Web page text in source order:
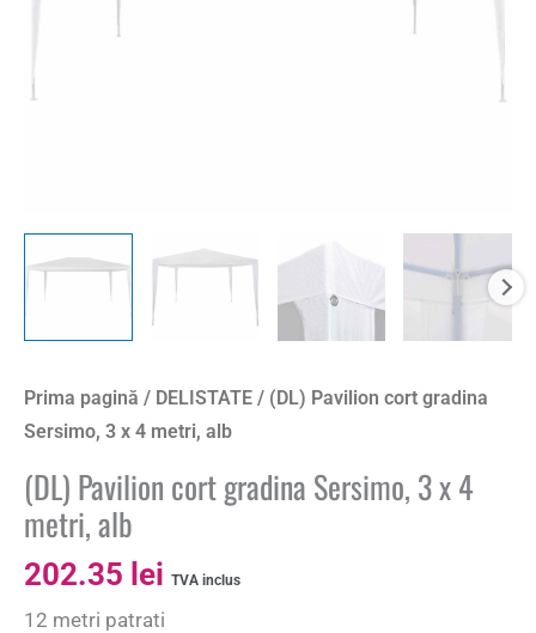
Prima pagină / DELISTATE / (DL) Pavilion cort gradina
Sersimo, 3 x 4 metri, alb
(DL) Pavilion cort gradina Sersimo, 3 x 4
metri, alb
202.35 lei TVA inclus
12 metri patrati